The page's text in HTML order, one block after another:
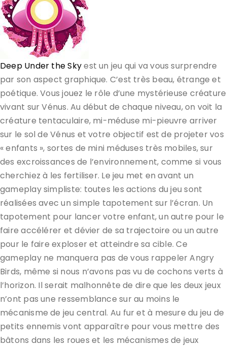
Deep Under the Skyest un jeu qui va vous surprendre
par son aspect graphique. C’est très beau, étrange et
poétique. Vous jouez le rôle d’une mystérieuse créature
vivant sur Vénus. Au début de chaque niveau, on voit la
créature tentaculaire, mi-méduse mi-pieuvre arriver
sur le sol de Vénus et votre objectif est de projeter vos
« enfants », sortes de mini méduses très mobiles, sur
des excroissances de l’environnement, comme si vous
cherchiez à les fertiliser. Le jeu met en avant un
gameplay simpliste: toutes les actions du jeu sont
réalisées avec un simple tapotement sur l’écran. Un
tapotement pour lancer votre enfant, un autre pour le
faire accélérer et dévier de sa trajectoire ou un autre
pour le faire exploser et atteindre sa cible. Ce
gameplay ne manquera pas de vous rappeler Angry
Birds, même si nous n’avons pas vu de cochons verts à
l’horizon. Il serait malhonnête de dire que les deux jeux
n’ont pas une ressemblance sur au moins le
mécanisme de jeu central. Au fur et à mesure du jeu de
petits ennemis vont apparaître pour vous mettre des
bâtons dans les roues et les mécanismes de jeux